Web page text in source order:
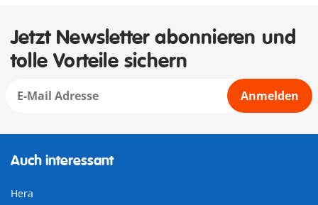
Jetzt Newsletter abonnieren und
tolle Vorteile sichern
Anmelden
Auch interessant
Hera